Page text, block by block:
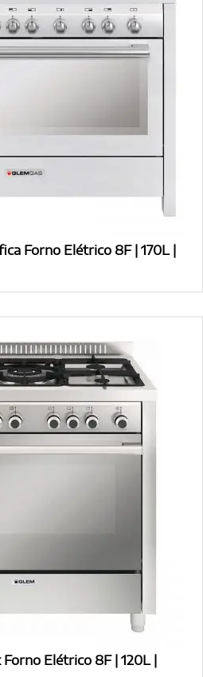
Forno Elétrico 8F | 170L |
Elétrico 8F | 120L |